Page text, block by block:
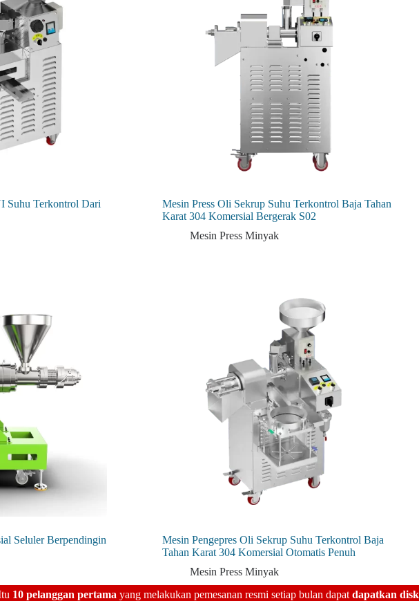
Suhu Terkontrol Dari
Mesin Press Oli Sekrup Suhu Terkontrol Baja Tahan
Karat 304 Komersial Bergerak S02
Mesin Press Minyak
Seluler Berpendingin
Mesin Pengepres Oli Sekrup Suhu Terkontrol Baja
Tahan Karat 304 Komersial Otomatis Penuh
Mesin Press Minyak
10 pelanggan pertama yang melakukan pemesanan resmi setiap bulan dapat dapatkan